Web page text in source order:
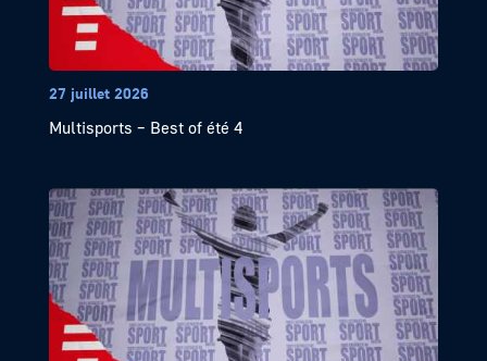
27 juillet 2026
Multisports – Best of été 4